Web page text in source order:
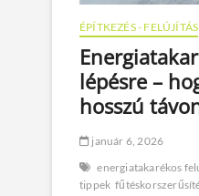
ÉPÍTKEZÉS - FELÚJÍTÁS
lépésre –
hosszú
január 6, 2026
energiatakarékos
tippek